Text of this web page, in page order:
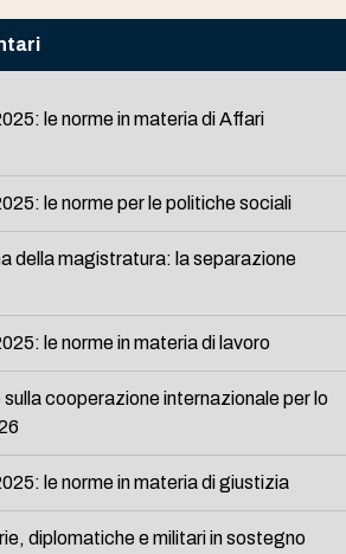
le norme in materia di Affari
le norme per le politiche sociali
della magistratura: la separazione
le norme in materia di lavoro
cooperazione internazionale per lo
le norme in materia di giustizia
diplomatiche e militari in sostegno